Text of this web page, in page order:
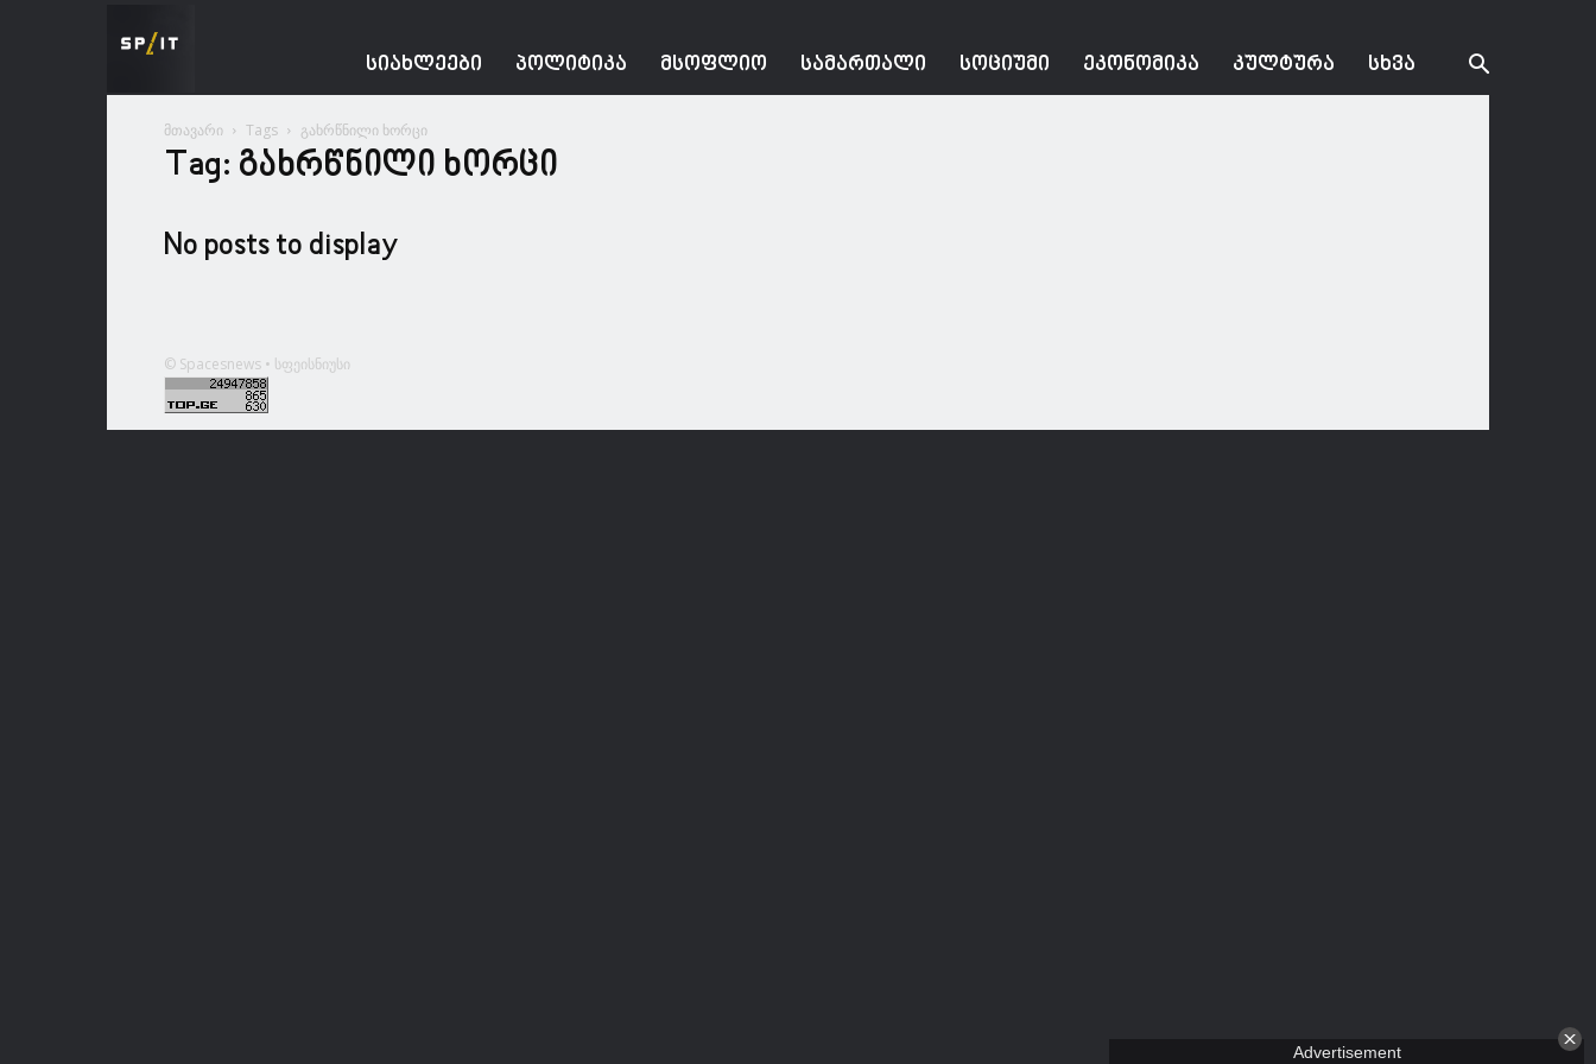
ᲡᲘᲐᲮᲚᲔᲔᲑᲘ ᲞᲝᲚᲘᲢᲘᲙᲐ ᲛᲡᲝᲤᲚᲘᲝ ᲡᲐᲛᲐᲠᲗᲐᲚᲘ ᲡᲝᲪᲘᲣᲛᲘ ᲔᲙᲝᲜᲝᲛᲘᲙᲐ ᲙᲣᲚᲢᲣᲠᲐ ᲡᲮᲕᲐ
მთავარი Tags გახრწნილი ხორცი
Tag: გახრწნილი ხორცი
No posts to display
© Spacesnews • სფეისნიუსი